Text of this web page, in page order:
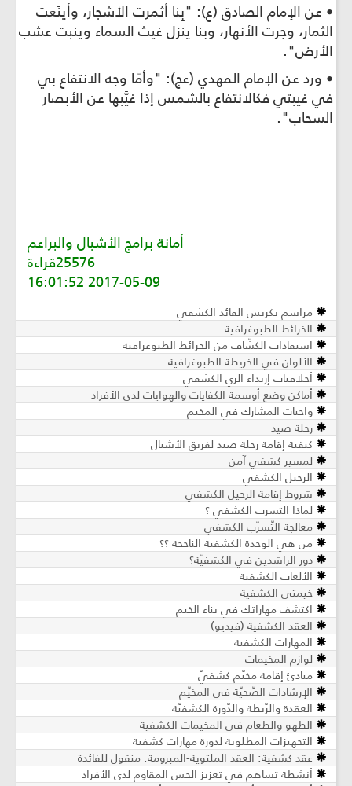
• عن الإمام الصادق (ع): "بِنا أثمرت الأشجار، وأينَعت
الثمار، وجَرَت الأنهار، وبنا ينزل غيث السماء وينبت عشب
الأرض".
• ورد عن الإمام المهدي (عج): "وأمّا وجه الانتفاع بي
في غيبتي فكالانتفاع بالشمس إذا غيَّبها عن الأبصار
السحاب".
أمانة برامج الأشبال والبراعم
25576قراءة
2017-05-09 16:01:52
مراسم تكريس القائد الكشفي
الخرائط الطبوغرافية
استفادات الكشّاف من الخرائط الطبوغرافية
الألوان في الخريطة الطبوغرافية
أخلاقيات إرتداء الزي الكشفي
أماكن وضع أوسمة الكفايات والهوايات لدى الأفراد
واجبات المشارك في المخيم
رحلة صيد
كيفية إقامة رحلة صيد لفريق الأشبال
لمسير كشفي آمن
الرحيل الكشفي
شروط إقامة الرحيل الكشفي
لماذا التسرب الكشفي ؟
معالجة التّسرّب الكشفي
من هي الوحدة الكشفية الناجحة ؟؟
دور الراشدين في الكشفيّة؟
الألعاب الكشفية
خيمتي الكشفية
اكتشف مهاراتك في بناء الخيم
العقد الكشفية (فيديو)
المهارات الكشفية
لوازم المخيمات
مبادئ إقامة مخيّم كشفيّ
الإرشادات الصّحيّة في المخيّم
العقدة والرّبطة والدّورة الكشفيّة
الطهو والطعام في المخيمات الكشفية
التجهيزات المطلوبة لدورة مهارات كشفية
عقد كشفية: العقد الملتوية-المبرومة. منقول للفائدة
أنشطة تساهم في تعزيز الحس المقاوم لدى الأفراد